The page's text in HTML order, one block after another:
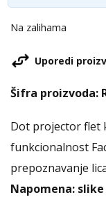
Na zalihama
Dot projector flet
funkcionalnost
prepoznavanje
Napomena:
Uporedi
Šifra proizvoda: